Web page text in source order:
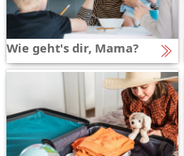
Wie geht's dir, Mama?